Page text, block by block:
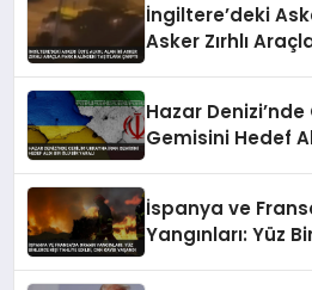
İngiltere’deki
Asker Zırhlı
Hazar
Gemisini Hedef
İspanya ve
Yangınları: Yüz